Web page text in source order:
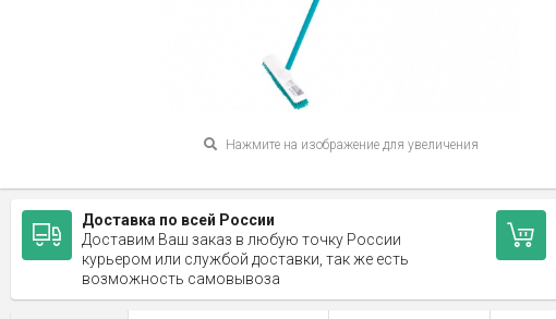
Нажмите на изображение для увеличения
Доставка по всей России
Доставим Ваш заказ в любую точку России
курьером или службой доставки, так же есть
возможность самовывоза